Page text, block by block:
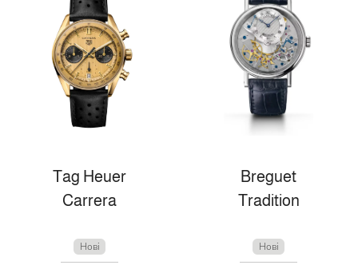
Tag Heuer
Carrera
Нові
Breguet
Tradition
Нові